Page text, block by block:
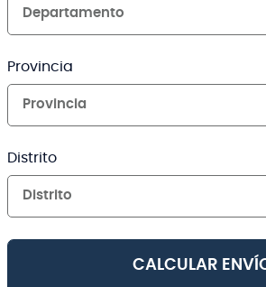
Departamento
Provincia
Provincia
Distrito
Distrito
CALCULAR